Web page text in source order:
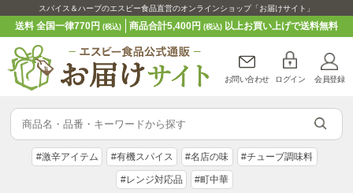
スパイス＆ハーブのエスビー食品直営のオンラインショップ「お届けサイト」
送料 全国一律770円(税込) 商品合計5,400円 (税込)以上お買い上げで送料無料
お問い合わせ ログイン 会員登録
#激辛アイテム #有機スパイス #名店の味 #チューブ調味料
#レンジ対応品 #町中華